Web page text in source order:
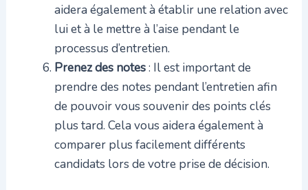
aidera également à établir une relation avec
lui et à le mettre à l’aise pendant le
processus d’entretien.
Prenez des notes: Il est important de
prendre des notes pendant l’entretien afin
de pouvoir vous souvenir des points clés
plus tard. Cela vous aidera également à
comparer plus facilement différents
candidats lors de votre prise de décision.